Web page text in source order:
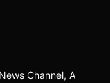
Channel, A